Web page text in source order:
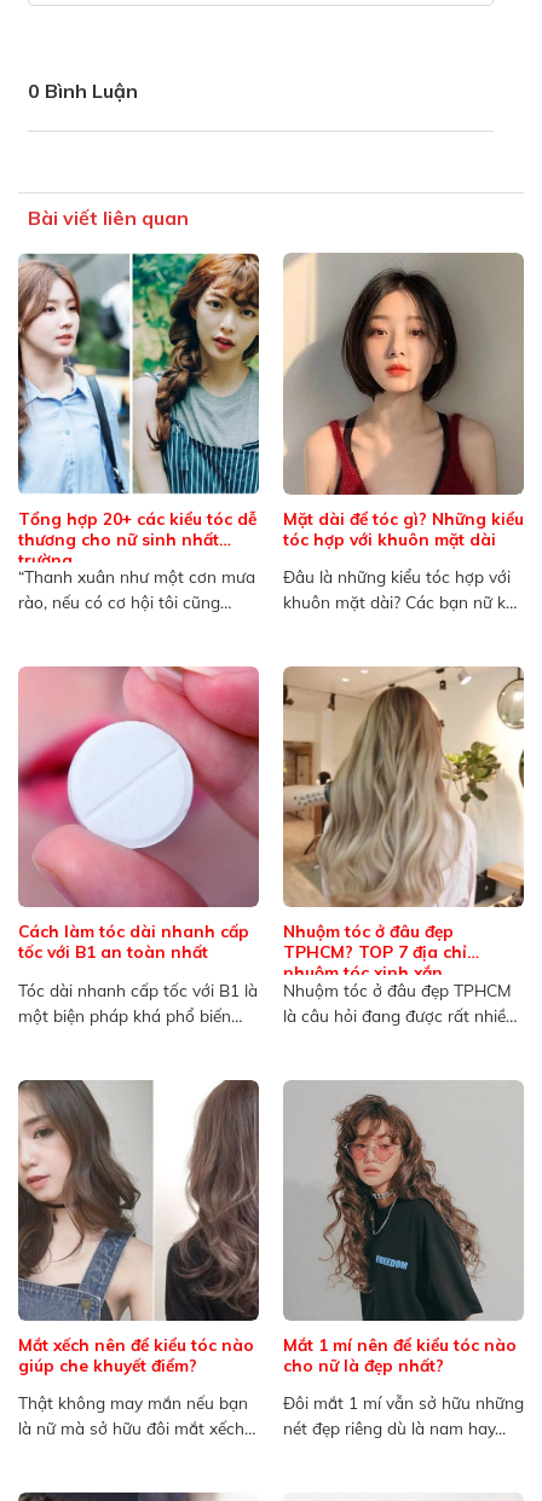
0 Bình Luận
Bài viết liên quan
Tổng hợp 20+ các kiểu tóc dễ
thương cho nữ sinh nhất
trường
“Thanh xuân như một cơn mưa
rào, nếu có cơ hội tôi cũng
Mặt dài để tóc gì? Những kiểu
tóc hợp với khuôn mặt dài
Đâu là những kiểu tóc hợp với
khuôn mặt dài? Các bạn nữ khi
Cách làm tóc dài nhanh cấp
tốc với B1 an toàn nhất
Tóc dài nhanh cấp tốc với B1 là
một biện pháp khá phổ biến
Nhuộm tóc ở đâu đẹp
TPHCM? TOP 7 địa chỉ
nhuộm tóc xinh xắn
Nhuộm tóc ở đâu đẹp TPHCM
là câu hỏi đang được rất nhiều
Mắt xếch nên để kiểu tóc nào
giúp che khuyết điểm?
Thật không may mắn nếu bạn
là nữ mà sở hữu đôi mắt xếch
Mắt 1 mí nên để kiểu tóc nào
cho nữ là đẹp nhất?
Đôi mắt 1 mí vẫn sở hữu những
nét đẹp riêng dù là nam hay...